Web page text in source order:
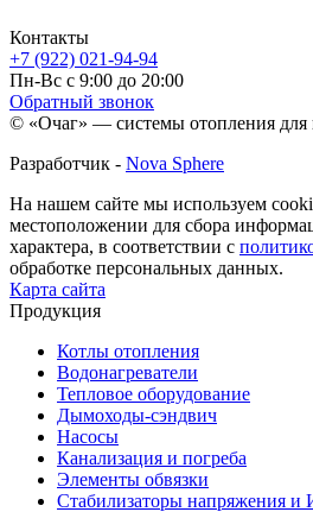
Контакты
+7 (922) 021-94-94
Пн-Вс с 9:00 до 20:00
Обратный звонок
© «Очаг» — системы отопления для
Разработчик - Nova Sphere
На нашем сайте мы используем
местоположении для сбора
характера, в соответствии с
обработке персональных данных.
Карта сайта
Продукция
Котлы отопления
Водонагреватели
Тепловое оборудование
Дымоходы-сэндвич
Насосы
Канализация и погреба
Элементы обвязки
Стабилизаторы напряжения и